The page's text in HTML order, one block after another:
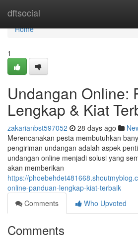
dftsocial
Home
Home
1
Undangan Online:
Lengkap & Kiat
zakarianbst597052 28 days ago
Merencanakan pesta membutuhkan
pengiriman undangan adalah aspek
undangan online menjadi solusi yang
akan memberikan
https://
online-panduan-lengkap-kiat-terbaik
Comments
Who Upvoted
Comments